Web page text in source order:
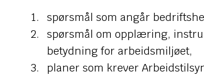
spørsmål som angår
spørsmål om opplæring,
betydning for arbeidsmiljøet,
planer som krever